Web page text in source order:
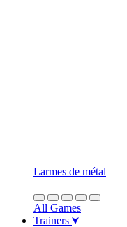
Larmes de métal
All Games
Trainers